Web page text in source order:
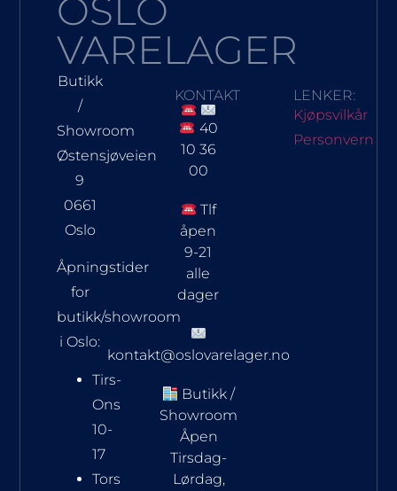
OSLO
VARELAGER
Butikk
/
Showroom
Østensjøveien
9
0661
Oslo
Åpningstider
for
butikk/showroom
i Oslo:
Tirs-
Ons
10-
17
Tors
KONTAKT
40
10 36
00
Tlf
åpen
9-21
alle
dager
kontakt@oslovarelager.no
Butikk /
Showroom
Åpen
Tirsdag-
Lørdag,
LENKER:
Kjøpsvilkår
Personvern